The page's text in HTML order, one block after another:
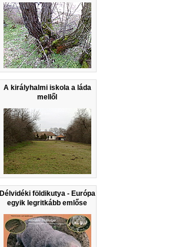
A királyhalmi iskola a láda
mellől
Délvidéki földikutya - Európa
egyik legritkább emlőse